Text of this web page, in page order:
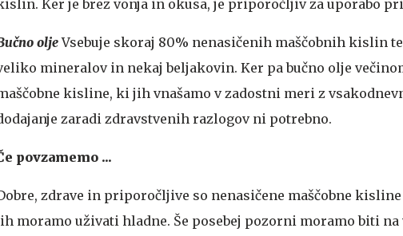
Ker je brez vonja in okusa, je priporočljiv za uporabo
oljeVsebuje skoraj 80% nenasičenih maščobnih kislin
mineralov in nekaj beljakovin. Ker pa bučno olje
kisline, ki jih vnašamo v zadostni meri z
zaradi zdravstvenih razlogov ni potrebno.
povzamemo ...
zdrave in priporočljive so nenasičene maščobne
moramo uživati hladne. Še posebej pozorni moramo biti na